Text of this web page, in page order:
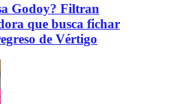
Godoy? Filtran
que busca fichar
de Vértigo